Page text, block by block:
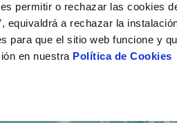
permitir o rechazar las cookies
equivaldrá a rechazar la
para que el sitio web funcione y
en nuestra Política de Cookies